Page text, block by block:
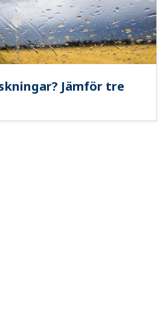
Jämför tre